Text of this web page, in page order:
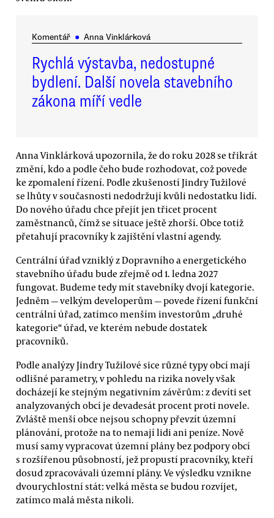
Komentář ● Anna Vinklárková
Rychlá výstavba, nedostupné
bydlení. Další novela stavebního
zákona míří vedle
Anna Vinklárková upozornila, že do roku 2028 se třikrát
změní, kdo a podle čeho bude rozhodovat, což povede
ke zpomalení řízení. Podle zkušeností Jindry Tužilové
se lhůty v současnosti nedodržují kvůli nedostatku lidí.
Do nového úřadu chce přejít jen třicet procent
zaměstnanců, čímž se situace ještě zhorší. Obce totiž
přetahují pracovníky k zajištění vlastní agendy.
Centrální úřad vzniklý z Dopravního a energetického
stavebního úřadu bude zřejmě od 1. ledna 2027
fungovat. Budeme tedy mít stavebníky dvojí kategorie.
Jedněm — velkým developerům — povede řízení funkční
centrální úřad, zatímco menším investorům „druhé
kategorie“ úřad, ve kterém nebude dostatek
pracovníků.
Podle analýzy Jindry Tužilové sice různé typy obcí mají
odlišné parametry, v pohledu na rizika novely však
docházejí ke stejným negativním závěrům: z devíti set
analyzovaných obcí je devadesát procent proti novele.
Zvláště menší obce nejsou schopny převzít územní
plánování, protože na to nemají lidi ani peníze. Nově
musí samy vypracovat územní plány bez podpory obcí
s rozšířenou působností, jež propustí pracovníky, kteří
dosud zpracovávali územní plány. Ve výsledku vznikne
dvourychlostní stát: velká města se budou rozvíjet,
zatímco malá města nikoli.